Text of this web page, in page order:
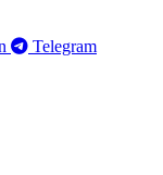
Telegram